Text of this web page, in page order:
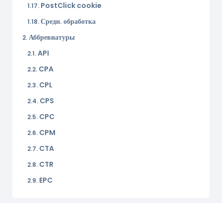
PostClick cookie
Средн. обработка
Аббревиатуры
API
CPA
CPL
CPS
CPC
CPM
CTA
CTR
EPC